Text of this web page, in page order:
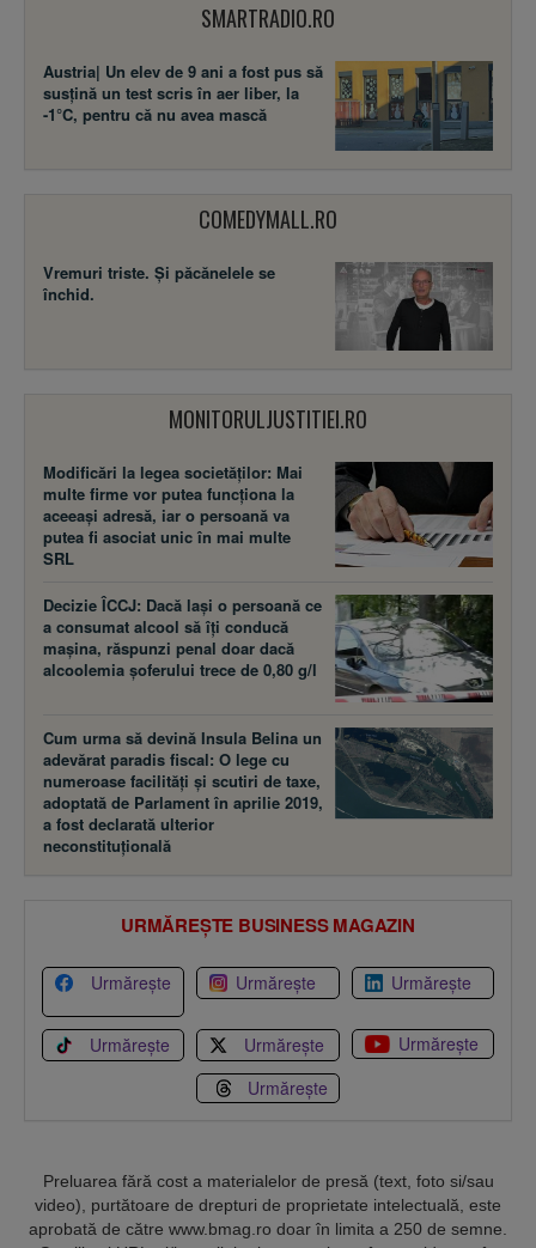
SMARTRADIO.RO
Austria| Un elev de 9 ani a fost pus să
susţină un test scris în aer liber, la
-1°C, pentru că nu avea mască
COMEDYMALL.RO
Vremuri triste. Şi păcănelele se
închid.
MONITORULJUSTITIEI.RO
Modificări la legea societăţilor: Mai
multe firme vor putea funcţiona la
aceeaşi adresă, iar o persoană va
putea fi asociat unic în mai multe
SRL
Decizie ÎCCJ: Dacă laşi o persoană ce
a consumat alcool să îţi conducă
maşina, răspunzi penal doar dacă
alcoolemia şoferului trece de 0,80 g/l
Cum urma să devină Insula Belina un
adevărat paradis fiscal: O lege cu
numeroase facilităţi şi scutiri de taxe,
adoptată de Parlament în aprilie 2019,
a fost declarată ulterior
neconstituţională
URMĂREȘTE BUSINESS MAGAZIN
Urmărește Urmărește Urmărește
Urmărește Urmărește
Urmărește
Urmărește
Preluarea fără cost a materialelor de presă (text, foto si/sau
video), purtătoare de drepturi de proprietate intelectuală, este
aprobată de către www.bmag.ro doar în limita a 250 de semne.